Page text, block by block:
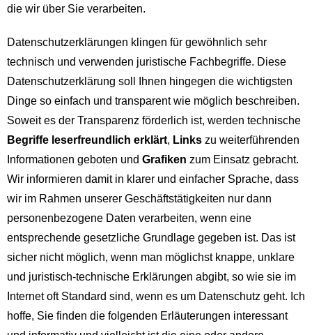
die wir über Sie verarbeiten.
Datenschutzerklärungen klingen für gewöhnlich sehr
technisch und verwenden juristische Fachbegriffe. Diese
Datenschutzerklärung soll Ihnen hingegen die wichtigsten
Dinge so einfach und transparent wie möglich beschreiben.
Soweit es der Transparenz förderlich ist, werden technische
Begriffe leserfreundlich erklärt, Links zu weiterführenden
Informationen geboten und Grafiken zum Einsatz gebracht.
Wir informieren damit in klarer und einfacher Sprache, dass
wir im Rahmen unserer Geschäftstätigkeiten nur dann
personenbezogene Daten verarbeiten, wenn eine
entsprechende gesetzliche Grundlage gegeben ist. Das ist
sicher nicht möglich, wenn man möglichst knappe, unklare
und juristisch-technische Erklärungen abgibt, so wie sie im
Internet oft Standard sind, wenn es um Datenschutz geht. Ich
hoffe, Sie finden die folgenden Erläuterungen interessant